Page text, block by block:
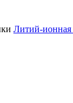
Литий-ионная